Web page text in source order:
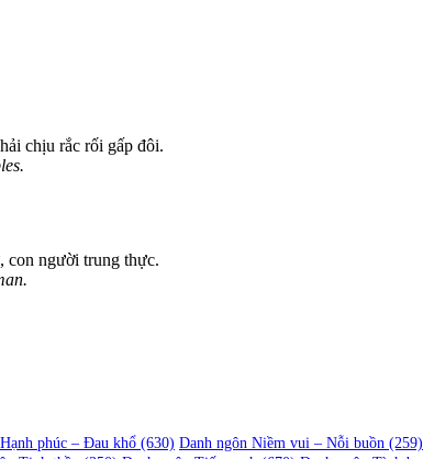
chịu rắc rối gấp đôi.
con người trung thực.
phúc – Đau khổ (630) Danh ngôn Niềm vui – Nỗi buồn (259)